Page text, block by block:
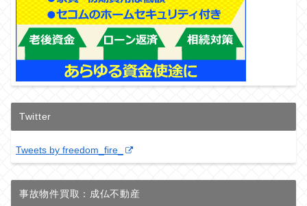
Twitter
Tweets by freedom_fire_
事故物件買取：成仏不動産